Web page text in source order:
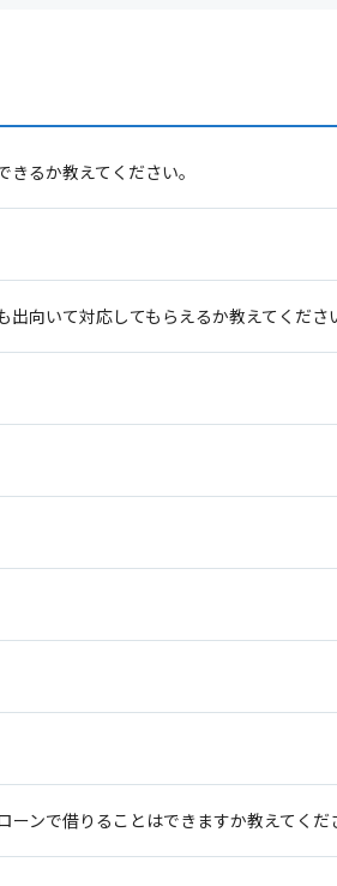
るか教えてください。
向いて対応してもらえるか教えてくださ
ンで借りることはできますか教えてくだ